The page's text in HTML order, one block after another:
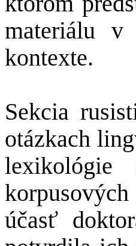
materiálu v
kontexte.
Sekcia
otázkach
účasť